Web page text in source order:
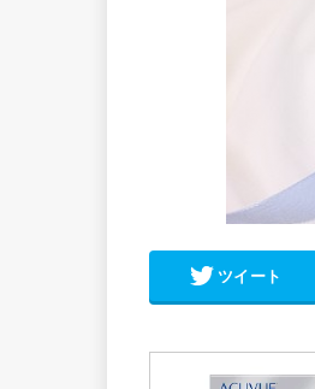
ツイート